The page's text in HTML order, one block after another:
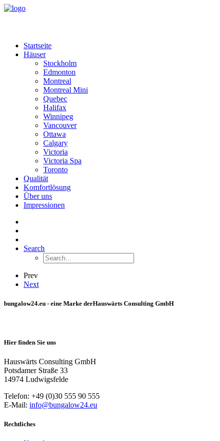
Startseite
Häuser
Stockholm
Edmonton
Montreal
Montreal Mini
Quebec
Halifax
Winnipeg
Vancouver
Ottawa
Calgary
Victoria
Victoria Spa
Toronto
Qualität
Komfortlösung
Über uns
Impressionen
Search
Prev
Next
bungalow24.eu - eine Marke derHauswärts Consulting GmbH
Hier finden Sie uns
Hauswärts Consulting GmbH
Potsdamer Straße 33
14974 Ludwigsfelde
Telefon: +49 (0)30 555 90 555
E-Mail: info@bungalow24.eu
Rechtliches